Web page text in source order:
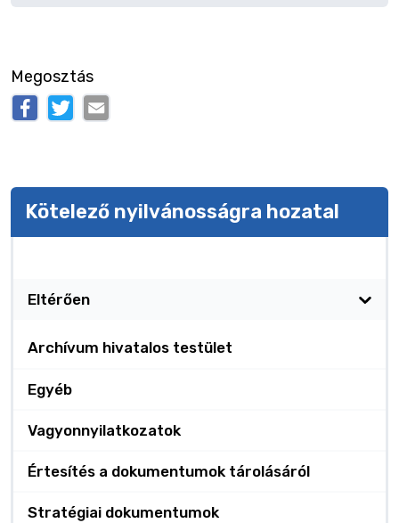
Megosztás
Kötelező nyilvánosságra hozatal
Eltérően
Archívum hivatalos testület
Egyéb
Vagyonnyilatkozatok
Értesítés a dokumentumok tárolásáról
Stratégiai dokumentumok